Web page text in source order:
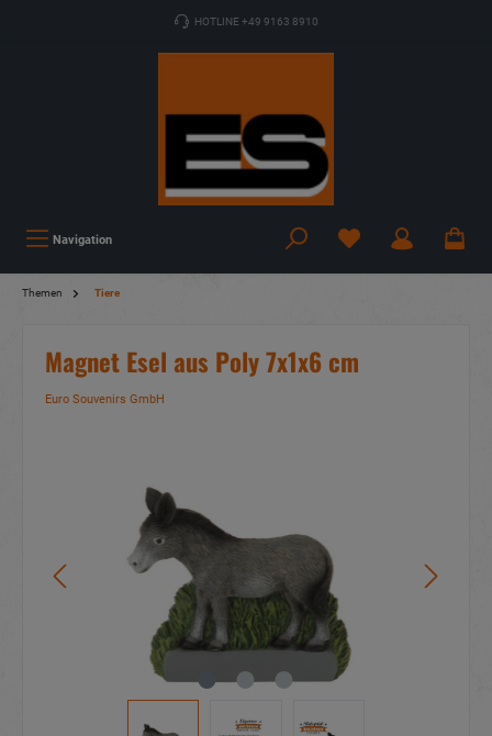
HOTLINE +49 9163 8910
Navigation
Themen Tiere
Magnet Esel aus Poly 7x1x6 cm
Euro Souvenirs GmbH